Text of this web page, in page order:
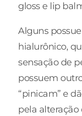
gloss e lip
Alguns
hialurônico,
sensação de
possuem
“pinicam” e
pela alteração